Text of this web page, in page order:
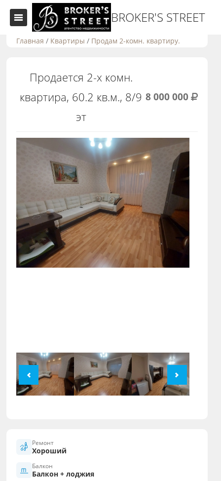
BROKER'S STREET
Главная / Квартиры / Продам 2-комн. квартиру.
Продается 2-х комн.
квартира, 60.2 кв.м., 8/9
эт
8 000 000
Ремонт
Хороший
Балкон
Балкон + лоджия